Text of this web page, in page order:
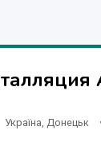
Україна Донецьк